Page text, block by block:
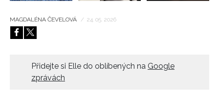
MAGDALÉNA ČEVELOVÁ / 24. 05. 2026
Přidejte si Elle do oblíbených na Google
zprávách